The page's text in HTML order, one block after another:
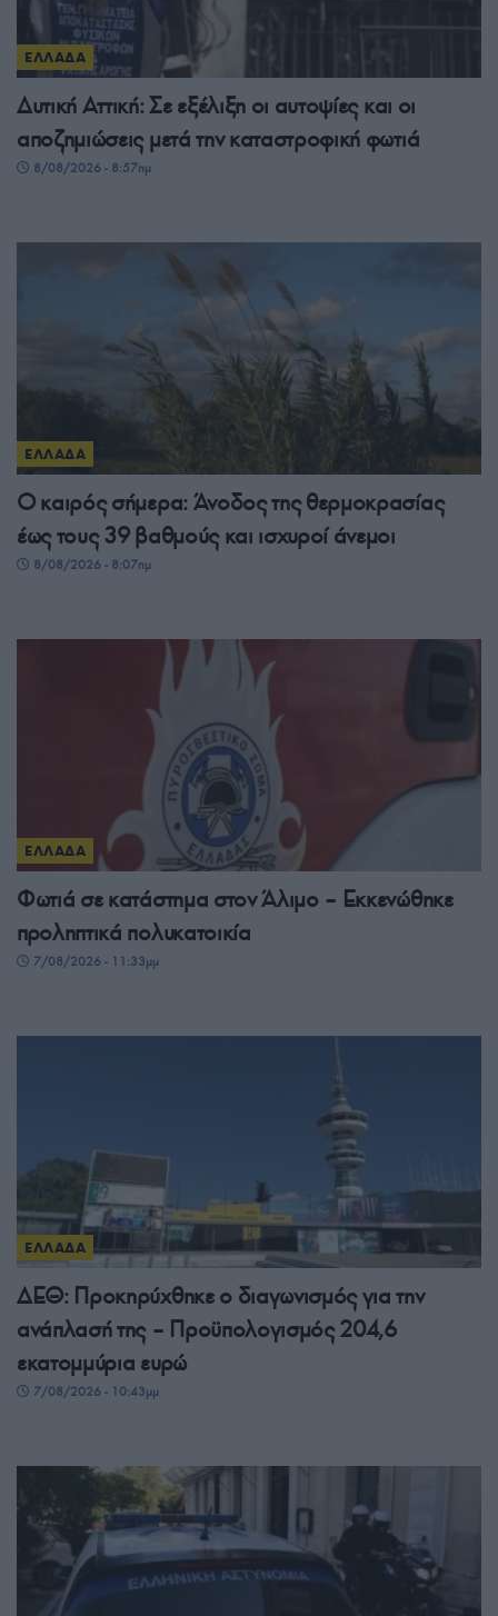
ΕΛΛΑΔΑ
Δυτική Αττική: Σε εξέλιξη οι αυτοψίες και οι
αποζημιώσεις μετά την καταστροφική φωτιά
8/08/2026 - 8:57πμ
ΕΛΛΑΔΑ
Ο καιρός σήμερα: Άνοδος της θερμοκρασίας
έως τους 39 βαθμούς και ισχυροί άνεμοι
8/08/2026 - 8:07πμ
ΕΛΛΑΔΑ
Φωτιά σε κατάστημα στον Άλιμο – Εκκενώθηκε
προληπτικά πολυκατοικία
7/08/2026 - 11:33μμ
ΕΛΛΑΔΑ
ΔΕΘ: Προκηρύχθηκε ο διαγωνισμός για την
ανάπλασή της – Προϋπολογισμός 204,6
εκατομμύρια ευρώ
7/08/2026 - 10:43μμ